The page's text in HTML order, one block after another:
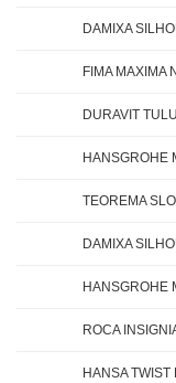
DAMIXA
FIMA MAXIMA
DURAVIT
HANSGROHE
TEOREMA
DAMIXA
HANSGROHE
ROCA
HANSA TWIST